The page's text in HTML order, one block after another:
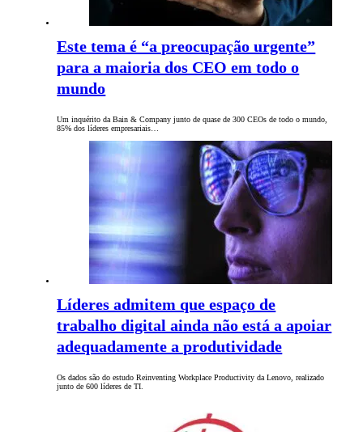
Este tema é “a preocupação urgente”
para a maioria dos CEO em todo o
mundo
Um inquérito da Bain & Company junto de quase de 300 CEOs de todo o mundo,
85% dos líderes empresariais…
Líderes admitem que espaço de
trabalho digital ainda não está a apoiar
adequadamente a produtividade
Os dados são do estudo Reinventing Workplace Productivity da Lenovo, realizado
junto de 600 líderes de TI.